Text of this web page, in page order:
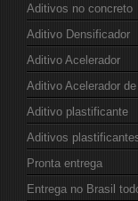
Aditivos no concreto
Aditivo Densificador
Aditivo Acelerador
Aditivo Acelerador
Aditivo plastificante
Aditivos
Pronta entrega
Entrega no Brasil